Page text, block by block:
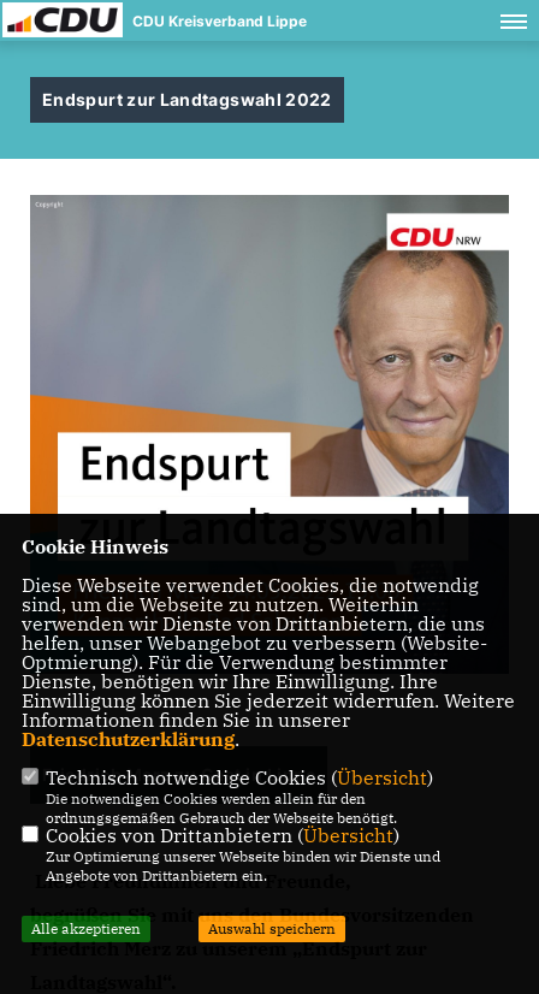
CDU Kreisverband Lippe
Endspurt zur Landtagswahl 2022
Friedrich Merz zu Gast in Lippe
Liebe Freundinnen und Freunde,
begrüßen Sie mit uns den Bundesvorsitzenden
Friedrich Merz zu unserem „Endspurt zur
Cookie Hinweis
Diese Webseite verwendet Cookies, die notwendig
sind, um die Webseite zu nutzen. Weiterhin
verwenden wir Dienste von Drittanbietern, die uns
helfen, unser Webangebot zu verbessern (Website-
Optmierung). Für die Verwendung bestimmter
Dienste, benötigen wir Ihre Einwilligung. Ihre
Einwilligung können Sie jederzeit widerrufen. Weitere
Informationen finden Sie in unserer
Datenschutzerklärung.
Technisch notwendige Cookies (Übersicht)
Die notwendigen Cookies werden allein für den
ordnungsgemäßen Gebrauch der Webseite benötigt.
Cookies von Drittanbietern (Übersicht)
Zur Optimierung unserer Webseite binden wir Dienste und
Angebote von Drittanbietern ein.
Alle akzeptieren Auswahl speichern